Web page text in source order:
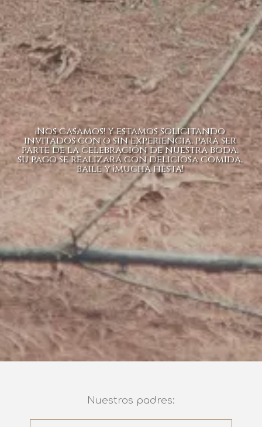
¡Nos casamos! Y estamos solicitando
invitados con o sin experiencia, para ser
parte de la celebración de nuestra boda,
su pago se realizará con deliciosa comida,
baile y ¡mucha fiesta!
Nuestros padres: